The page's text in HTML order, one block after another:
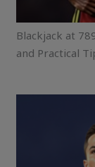
Blackjack at
and Practical